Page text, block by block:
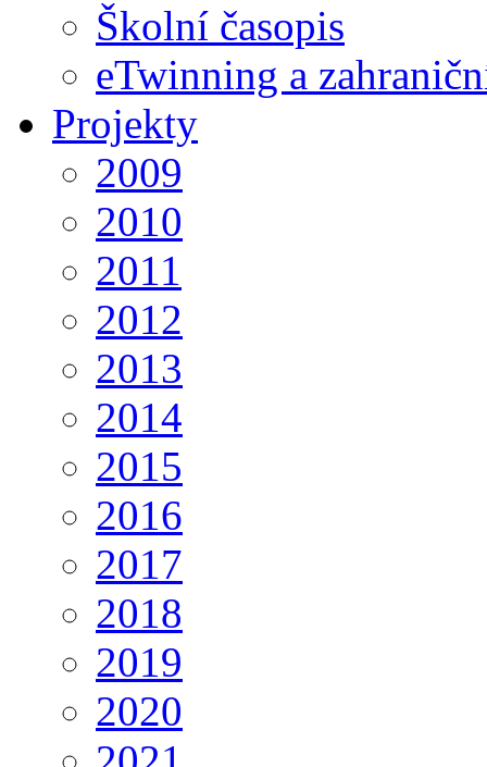
Školní časopis
eTwinning a
Projekty
2009
2010
2011
2012
2013
2014
2015
2016
2017
2018
2019
2020